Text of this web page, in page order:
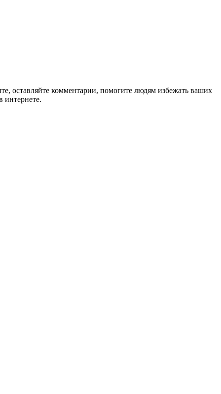
оставляйте комментарии, помогите людям избежать ваших
интернете.